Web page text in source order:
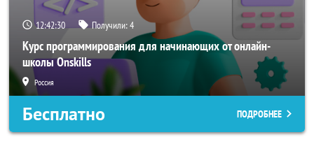
12:42:28 Получили:4
Курс программирования для начинающих от онлайн-
школы Onskills
Россия
Бесплатно ПОДРОБНЕЕ